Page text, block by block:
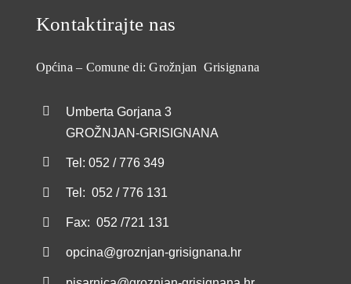
Kontaktirajte nas
Općina – Comune di: Grožnjan Grisignana
Umberta Gorjana 3
GROŽNJAN-GRISIGNANA
Tel: 052 / 776 349
Tel: 052 / 776 131
Fax: 052 /721 131
opcina@groznjan-grisignana.hr